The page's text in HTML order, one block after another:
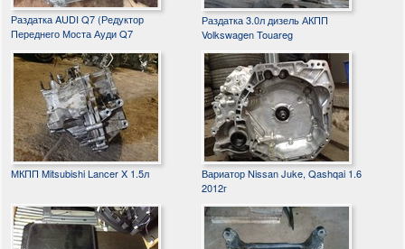
Раздатка AUDI Q7 (Редуктор
Переднего Моста Ауди Q7
Раздатка 3.0л дизель АКПП
Volkswagen Touareg
МКПП Mitsubishi Lancer X 1.5л
Вариатор Nissan Juke, Qashqai 1.6
2012г